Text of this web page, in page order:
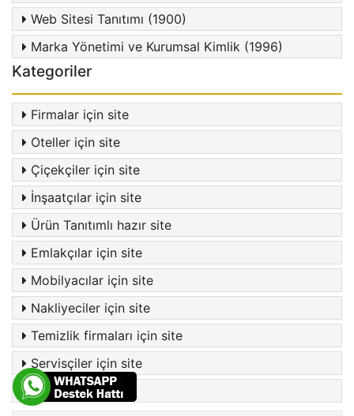
Web Sitesi Tanıtımı (1900)
Marka Yönetimi ve Kurumsal Kimlik (1996)
Kategoriler
Firmalar için site
Oteller için site
Çiçekçiler için site
İnşaatçılar için site
Ürün Tanıtımlı hazır site
Emlakçılar için site
Mobilyacılar için site
Nakliyeciler için site
Temizlik firmaları için site
Servisçiler için site
Tümünü göster